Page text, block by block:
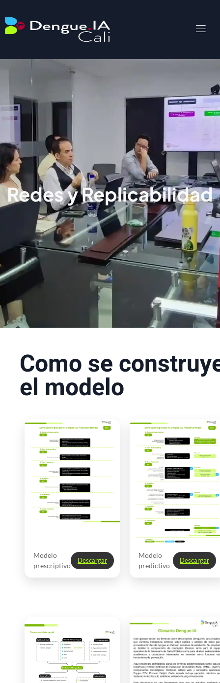
Redes y Replicabilidad
Como se
el modelo
Modelo
prescriptivo
Descargar
Modelo
predictivo
Descargar